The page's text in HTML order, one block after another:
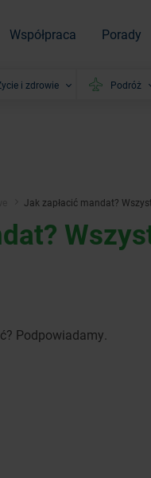
Współpraca Porady
i zdrowie Podróż
Jak zapłacić mandat?
Podpowiadamy.